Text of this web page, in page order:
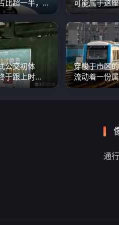
比超一半，
长迅速
可能属于这
公交初体
于跟上时
尽如人意
穿梭于市区
流动着一份
记忆
通